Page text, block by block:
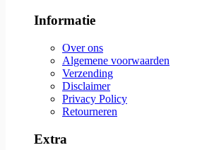
Informatie
Over ons
Algemene voorwaarden
Verzending
Disclaimer
Privacy Policy
Retourneren
Extra